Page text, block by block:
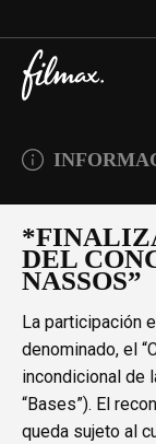
DEL
NASSOS”
La participación
denominado, el
incondicional de
“Bases”). El
queda sujeto al